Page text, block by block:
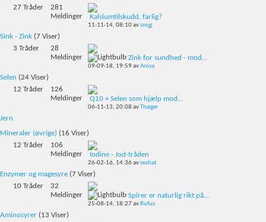
27 Tråder
281
Meldinger
Kalsiumtilskudd, farlig?
11-11-14, 08:10avsmgj
Sink - Zink (7 Viser)
3 Tråder
28
Meldinger
Zink for sundhed - mod...
09-09-18, 19:59avAnisa
Selen (24 Viser)
12 Tråder
126
Meldinger
Q10 + Selen som hjælp mod...
06-11-13, 20:08 avThøger
Jern
Mineraler (øvrige) (16 Viser)
12 Tråder
106
Meldinger
Iodine - Jod-tråden
26-02-16, 14:36avseshat
Enzymer og magesyre (7 Viser)
10 Tråder
32
Meldinger
Spirer er naturlig rikt på...
25-08-14, 18:27av Rufus
Aminosyrer (13 Viser)